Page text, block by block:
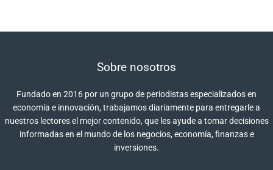
Sobre nosotros
Fundado en 2016 por un grupo de periodistas especializados en
economía e innovación, trabajamos diariamente para entregarle a
nuestros lectores el mejor contenido, que les ayude a tomar decisiones
informadas en el mundo de los negocios, economía, finanzas e
inversiones.